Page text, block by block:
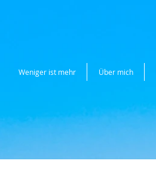
Weniger ist mehr Über mich